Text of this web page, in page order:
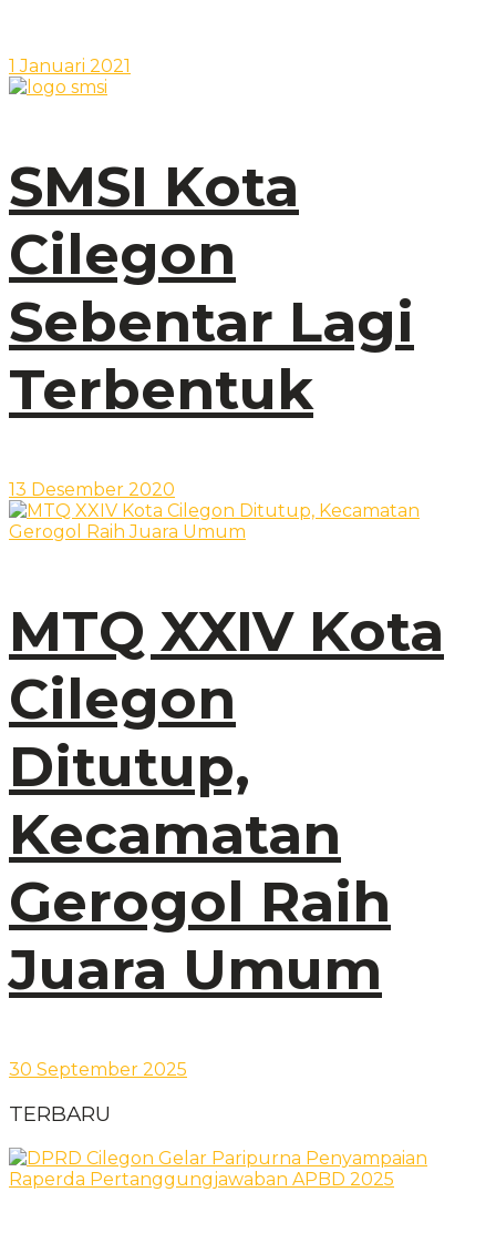
1 Januari 2021
SMSI Kota
Cilegon
Sebentar Lagi
Terbentuk
13 Desember 2020
MTQ XXIV Kota
Cilegon
Ditutup,
Kecamatan
Gerogol Raih
Juara Umum
30 September 2025
TERBARU